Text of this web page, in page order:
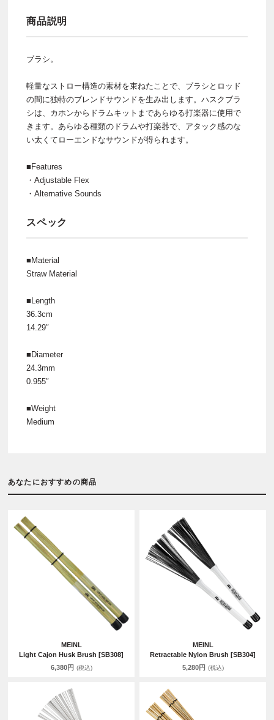
商品説明
ブラシ。
軽量なストロー構造の素材を束ねたことで、ブラシとロッド
の間に独特のブレンドサウンドを生み出します。ハスクブラ
シは、カホンからドラムキットまであらゆる打楽器に使用で
きます。あらゆる種類のドラムや打楽器で、アタック感のな
い太くてローエンドなサウンドが得られます。
■Features
・Adjustable Flex
・Alternative Sounds
スペック
■Material
Straw Material
■Length
36.3cm
14.29″
■Diameter
24.3mm
0.955″
■Weight
Medium
あなたにおすすめの商品
MEINL
Light Cajon Husk Brush [SB308]
6,380円 (税込)
MEINL
Retractable Nylon Brush [SB304]
5,280円 (税込)